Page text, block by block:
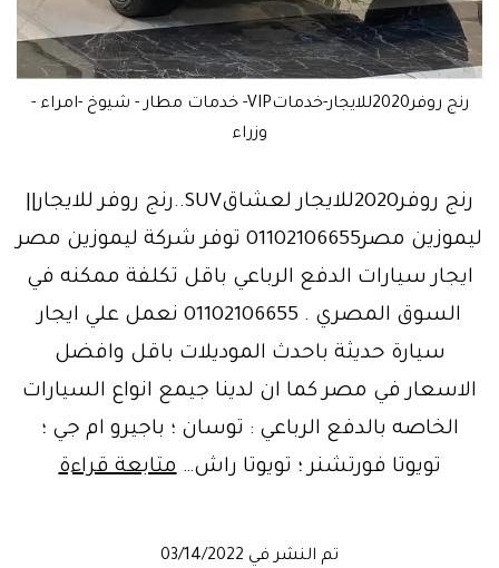
رنج روفر2020للايجار-خدماتVIP- خدمات مطار - شيوخ -امراء -
وزراء
رنج روفر2020للايجار لعشاقSUV..رنج روفر للايجار||
ليموزين مصر01102106655 توفر شركة ليموزين مصر
ايجار سيارات الدفع الرباعي باقل تكلفة ممكنه في
السوق المصري . 01102106655 نعمل علي ايجار
سيارة حديثة باحدث الموديلات باقل وافضل
الاسعار في مصر كما ان لدينا جيمع انواع السيارات
الخاصه بالدفع الرباعي : توسان ؛ باجيرو ام جي ؛
تويوتا فورتشنر ؛ تويوتا راش…متابعة قراءة
تم النشر في 03/14/2022